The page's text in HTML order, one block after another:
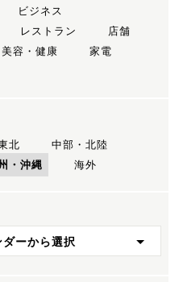
ビジネス
レストラン
店舗
美容・健康
家電
北
中部・北陸
・沖縄 海外
ダーから選択